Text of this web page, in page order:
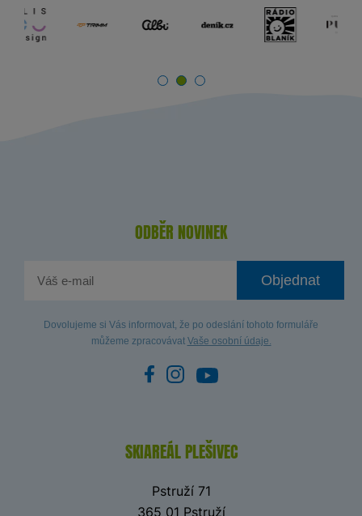
ODBĚR NOVINEK
Objednat
Dovolujeme si Vás informovat, že po odeslání tohoto formuláře
můžeme zpracovávat Vaše osobní údaje.
SKIAREÁL PLEŠIVEC
Pstruží 71
365 01 Pstruží